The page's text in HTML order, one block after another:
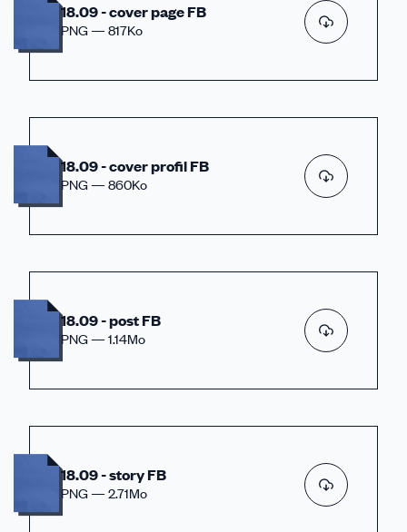
18.09 - cover page FB
PNG — 817Ko
18.09 - cover profil FB
PNG — 860Ko
18.09 - post FB
PNG — 1.14Mo
18.09 - story FB
PNG — 2.71Mo